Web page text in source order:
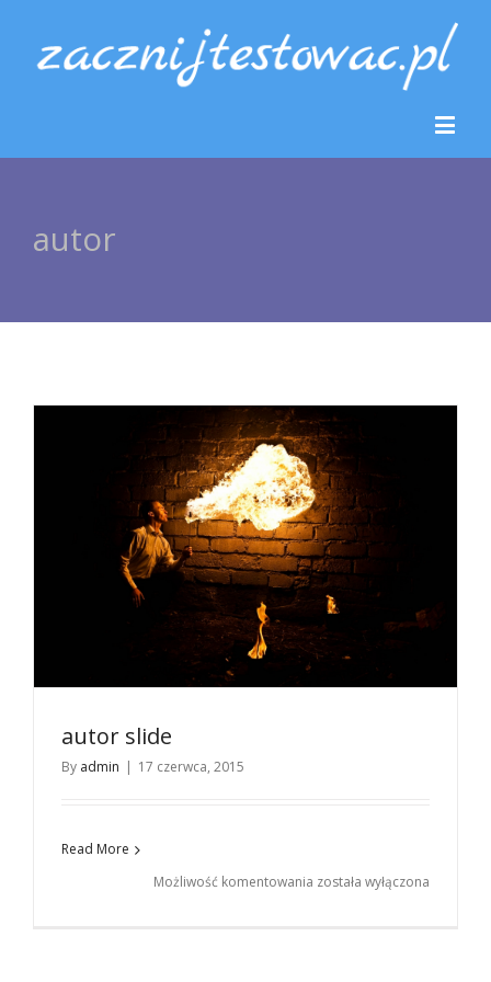
autor
autor slide
By admin | 17 czerwca, 2015
Read More
Możliwość komentowania autor
została wyłączona